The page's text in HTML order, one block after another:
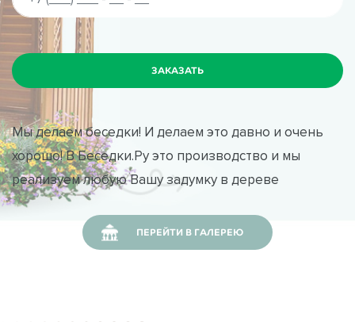
Мы делаем беседки! И делаем это давно и очень
хорошо! В Беседки.Ру это производство и мы
реализуем любую Вашу задумку в дереве
ПЕРЕЙТИ В ГАЛЕРЕЮ